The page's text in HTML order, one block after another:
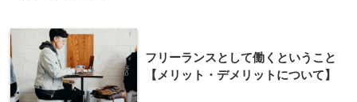
フリーランスとして働くということ
【メリット・デメリットについて】